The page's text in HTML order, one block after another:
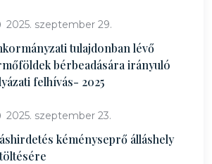
2025. szeptember 29.
tulajdonban lévő
bérbeadására irányuló
felhívás- 2025
2025. szeptember 23.
kéményseprő álláshely